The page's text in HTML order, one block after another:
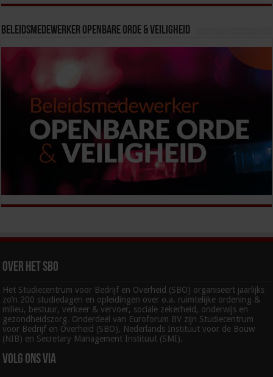
Beleidsmedewerker Openbare Orde & Veiligheid
Over het SBO
Het Studiecentrum voor Bedrijf en Overheid (SBO) organiseert jaarlijks
zo’n 200 studiedagen en opleidingen over o.a. ruimtelijke ordening &
milieu, bestuur, verkeer & vervoer, sociale zekerheid, onderwijs en
gezondheidszorg. Onderdeel van Euroforum BV zijn Studiecentrum
voor Bedrijf en Overheid (SBO), Nederlands Instituut voor de Bouw
(NIB) en Secretary Management Instituut (SMI).
Volg ons via